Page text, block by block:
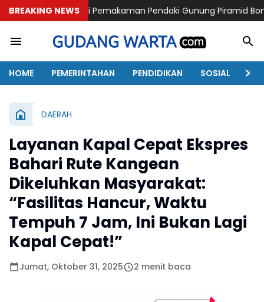
BREAKING NEWS
Pemakaman Pendaki Gunung Piramid Bondowoso di Babat
HOME PEMERINTAHAN PENDIDIKAN SOSIAL
DAERAH
Layanan Kapal Cepat Ekspres
Bahari Rute Kangean
Dikeluhkan Masyarakat:
“Fasilitas Hancur, Waktu
Tempuh 7 Jam, Ini Bukan Lagi
Kapal Cepat!”
Jumat, Oktober 31, 2025 2 menit baca